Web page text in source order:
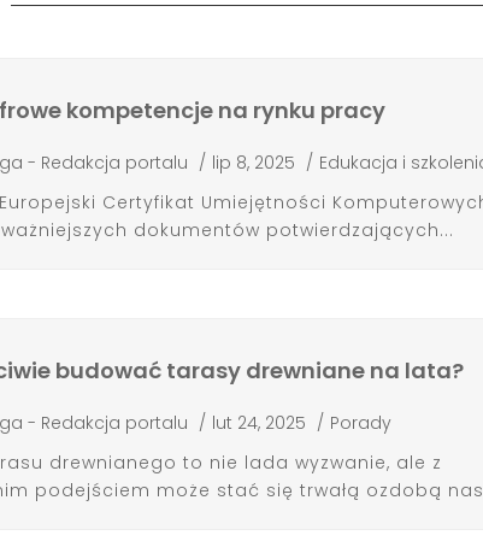
kompetencje na rynku pracy
- Redakcja portalu / lip 8, 2025 / Edukacja i
Europejski Certyfikat Umiejętności
dokumentów potwierdzających...
budować tarasy drewniane na lata?
- Redakcja portalu / lut 24, 2025 / Porady
drewnianego to nie lada wyzwanie, ale z
podejściem może stać się trwałą ozdobą